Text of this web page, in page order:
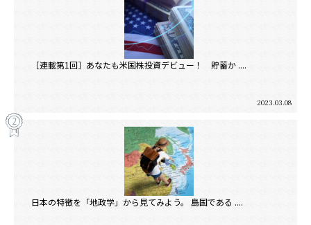
［連載第1回］あなたも米国株投資デビュー！ 貯蓄か ....
2023.03.08
日本の特徴を「地政学」から見てみよう。 島国である ....